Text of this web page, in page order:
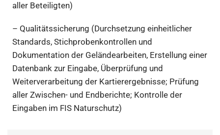
aller Beteiligten)
– Qualitätssicherung (Durchsetzung einheitlicher
Standards, Stichprobenkontrollen und
Dokumentation der Geländearbeiten, Erstellung einer
Datenbank zur Eingabe, Überprüfung und
Weiterverarbeitung der Kartierergebnisse; Prüfung
aller Zwischen- und Endberichte; Kontrolle der
Eingaben im FIS Naturschutz)